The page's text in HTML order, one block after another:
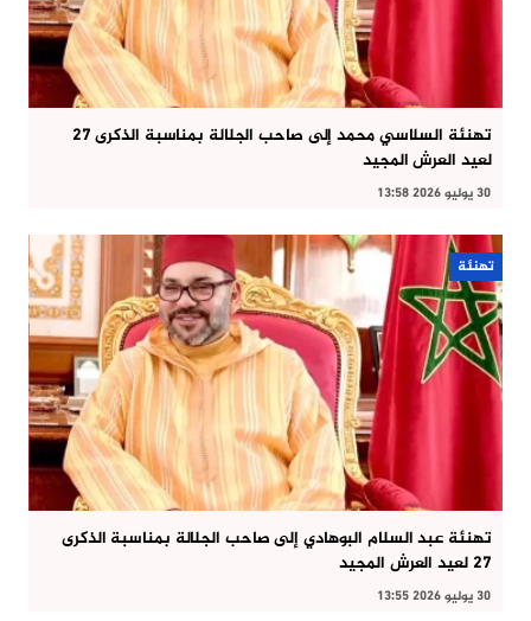
تهنئة السلاسي محمد إلى صاحب الجلالة بمناسبة الذكرى 27
لعيد العرش المجيد
30 يوليو 2026 13:58
تهنئة
تهنئة عبد السلام البوهادي إلى صاحب الجلالة بمناسبة الذكرى
27 لعيد العرش المجيد
30 يوليو 2026 13:55